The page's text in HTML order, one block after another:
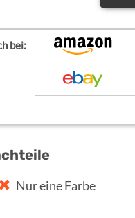
bei:
Nur eine Farbe